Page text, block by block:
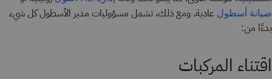
صيانة أسطول عادية. ومع ذلك، تشمل مسؤوليات مدير الأسطول كل شيء
بدءًا من:
اقتناء المركبات